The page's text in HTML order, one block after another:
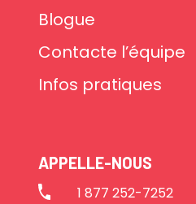
Blogue
Contacte l’équipe
Infos pratiques
APPELLE-NOUS
1 877 252-7252